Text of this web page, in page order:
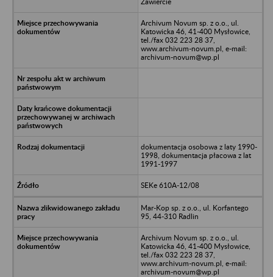
Archivum Novum sp. z o.o., ul.
Katowicka 46, 41-400 Mysłowice,
tel./fax 032 223 28 37,
www.archivum-novum.pl, e-mail:
archivum-novum@wp.pl
dokumentacja osobowa z laty 1990-
1998, dokumentacja płacowa z lat
1991-1997
SEKe 610A-12/08
Mar-Kop sp. z o.o., ul. Korfantego
95, 44-310 Radlin
Archivum Novum sp. z o.o., ul.
Katowicka 46, 41-400 Mysłowice,
tel./fax 032 223 28 37,
www.archivum-novum.pl, e-mail:
archivum-novum@wp.pl